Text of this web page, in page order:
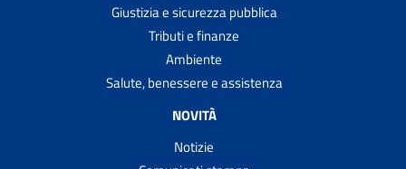
Giustizia e sicurezza pubblica
Tributi e finanze
Ambiente
Salute, benessere e assistenza
NOVITÀ
Notizie